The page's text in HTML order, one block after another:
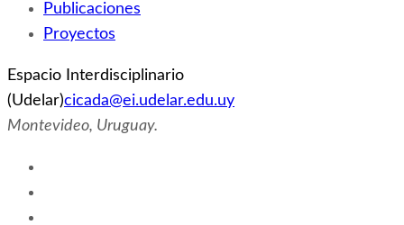
Publicaciones
Proyectos
Espacio Interdisciplinario
(Udelar)cicada@ei.udelar.edu.uy
Montevideo, Uruguay.